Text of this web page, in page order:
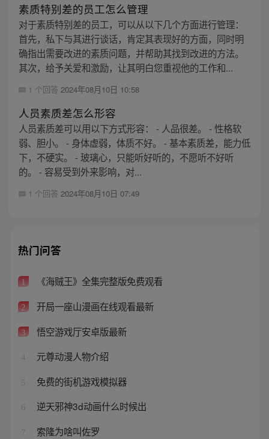
素质特别差的员工怎么管理
对于素质特别差的员工，可以从以下几个方面进行管理：
首先，私下与其进行谈话，肯定其表现好的方面，同时明
确指出需要改进的素质问题，并帮助其找到改进的方法。
其次，给予关爱和激励，让其明白您重视他的工作和...
1 个回答 2024年08月10日 10:58
人员素质差怎么形容
人员素质差可以用以下方式形容： - 人品很差。 - 性格软
弱、胆小。 - 身体虚弱，体质不好。 - 基本素质差，能力低
下，不硬实。 - 玻璃心，只能听好听的，不愿听不好听
的。 - 容易受到外来影响，对...
1 个回答 2024年08月10日 07:49
热门问答
1 《海贼王》全集完整版免费观看
2 开局一座山漫画在线观看最新
3 悟空游戏厅安卓版最新
4 元尊动漫人物介绍
5 免费的街机游戏模拟器
6 逆天邪神3d动画什么时候出
7 索隆为啥叫佐罗